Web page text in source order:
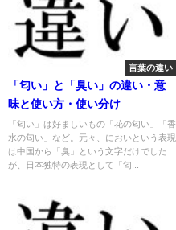
言葉の違い
「匂い」と「臭い」の違い・意
味と使い方・使い分け
「匂い」は好ましいもの「花の匂い」「香
水の匂い」など。元々、においという表現
は中国から「臭」という文字だけでした
が、日本独特の表現として「匂...